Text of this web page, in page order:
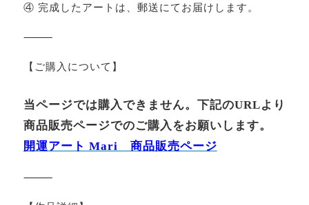
④ 完成したアートは、郵送にてお届けします。
⸻
【ご購入について】
当ページでは購入できません。下記のURLより
商品販売ページでのご購入をお願いします。
開運アート Mari 商品販売ページ
⸻